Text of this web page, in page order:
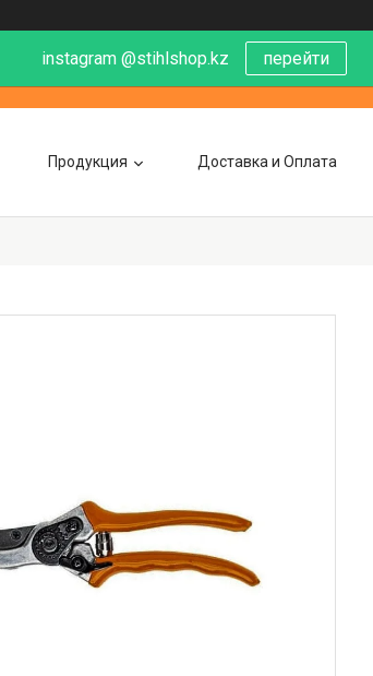
instagram @stihlshop.kz перейти
Продукция Доставка и Оплата